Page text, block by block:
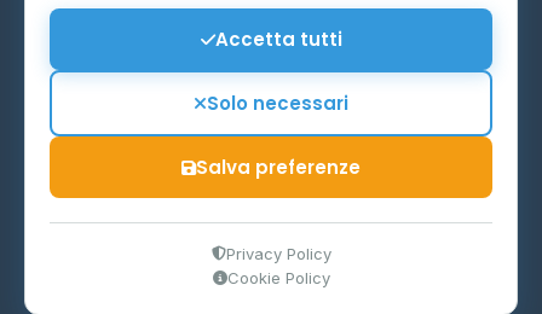
P.IVA 03859300364
Ministero delle Imprese e del Made in Italy
Accetta tutti
Solo necessari
Salva preferenze
Privacy Policy
Cookie Policy